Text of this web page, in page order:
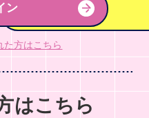
ン
た方はこちら
はこちら